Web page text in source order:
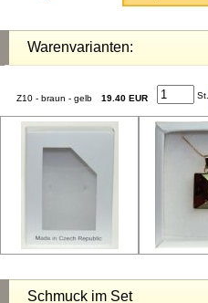
Warenvarianten:
Z10 - braun - gelb 19.40 EUR St.
Schmuck im Set